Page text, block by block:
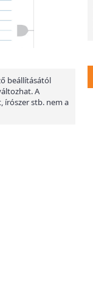
beállításától
A
írószer stb. nem a